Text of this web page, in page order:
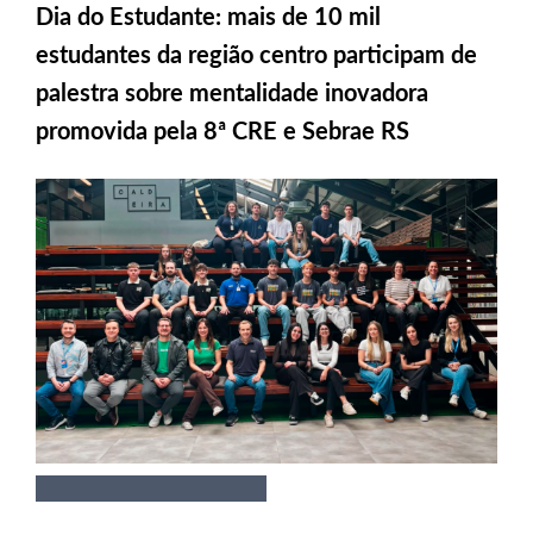
Dia do Estudante: mais de 10 mil
estudantes da região centro participam de
palestra sobre mentalidade inovadora
promovida pela 8ª CRE e Sebrae RS